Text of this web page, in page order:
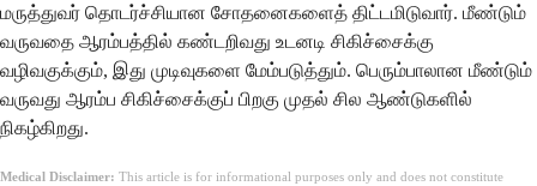
மருத்துவர் தொடர்ச்சியான சோதனைகளைத் திட்டமிடுவார். மீண்டும்
வருவதை ஆரம்பத்தில் கண்டறிவது உடனடி சிகிச்சைக்கு
வழிவகுக்கும், இது முடிவுகளை மேம்படுத்தும். பெரும்பாலான மீண்டும்
வருவது ஆரம்ப சிகிச்சைக்குப் பிறகு முதல் சில ஆண்டுகளில்
நிகழ்கிறது.
Medical Disclaimer: This article is for informational purposes only and does not constitute